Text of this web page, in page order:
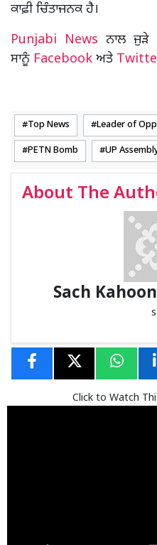
ਕਾਫ਼ੀ ਚਿੰਤਾਜਨਕ ਹੈ।
Punjabi News ਨਾਲ
ਸਾਨੂੰ Facebook ਅਤੇ
Top News Leader of
PETN Bomb UP
About The
Sach
Click to Watch